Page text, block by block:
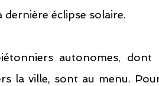
dernière éclipse solaire.
autonomes,
la ville, sont au menu.